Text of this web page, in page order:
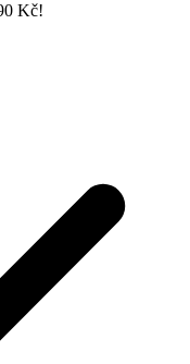
Kč!